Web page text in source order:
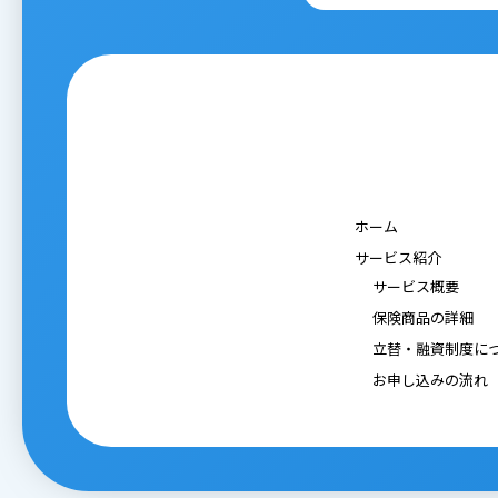
ホーム
サービス紹介
サービス概要
保険商品の詳細
立替・融資制度に
お申し込みの流れ